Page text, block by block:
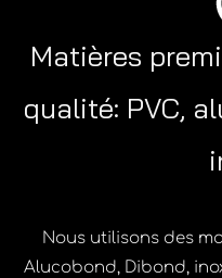
Matières
qualité: PVC,
Nous utilisons des
Alucobond, Dibond,